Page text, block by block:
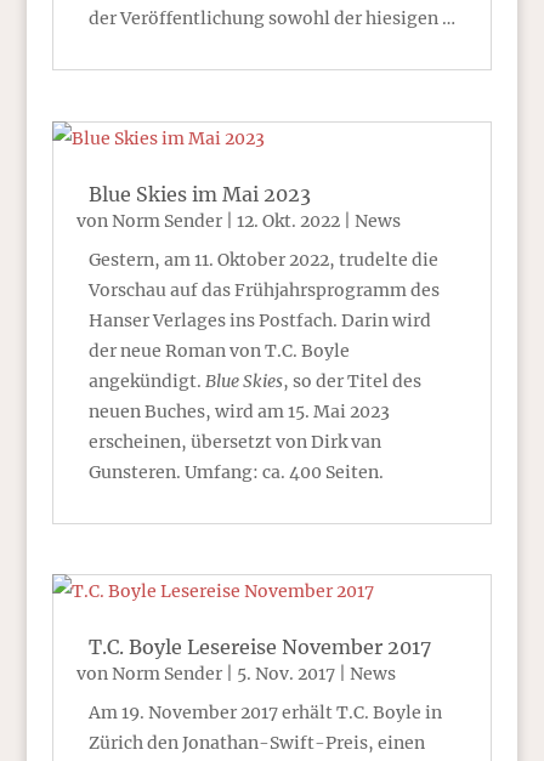
der Veröffentlichung sowohl der hiesigen …
Blue Skies im Mai 2023
vonNorm Sender| 12. Okt. 2022| News
Gestern, am 11. Oktober 2022, trudelte die
Vorschau auf das Frühjahrsprogramm des
Hanser Verlages ins Postfach. Darin wird
der neue Roman von T.C. Boyle
angekündigt. Blue Skies, so der Titel des
neuen Buches, wird am 15. Mai 2023
erscheinen, übersetzt von Dirk van
Gunsteren. Umfang: ca. 400 Seiten.
T.C. Boyle Lesereise November 2017
vonNorm Sender| 5. Nov. 2017| News
Am 19. November 2017 erhält T.C. Boyle in
Zürich den Jonathan-Swift-Preis, einen